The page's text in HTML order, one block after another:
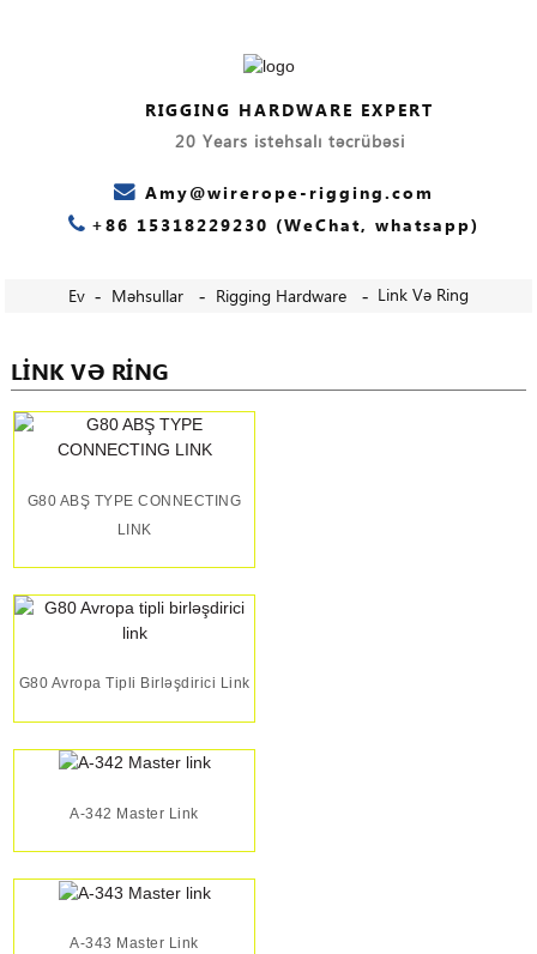
RIGGING HARDWARE EXPERT
20 Years istehsalı təcrübəsi
Amy@wirerope-rigging.com
+86 15318229230 (WeChat, whatsapp)
Ev Məhsullar Rigging Hardware Link Və Ring
LINK VƏ RING
G80 ABŞ TYPE CONNECTING
LINK
G80 Avropa Tipli Birləşdirici Link
A-342 Master Link
A-343 Master Link